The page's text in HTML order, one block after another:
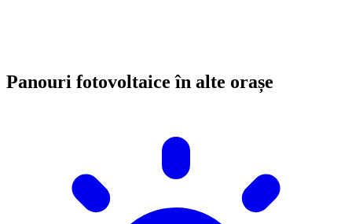
Panouri fotovoltaice în alte orașe